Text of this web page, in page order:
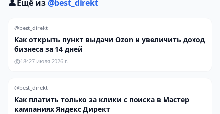
👤Ещё из@best_direkt
@best_direkt
Как открыть пункт выдачи Ozon и увеличить доход
бизнеса за 14 дней
18427 июля 2026 г.
@best_direkt
Как платить только за клики с поиска в Мастер
кампаниях Яндекс Директ